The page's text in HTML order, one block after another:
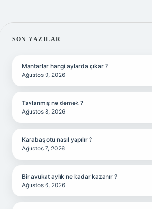
SIDEBAR
SON YAZILAR
Mantarlar hangi aylarda çıkar ?
Ağustos 9, 2026
Tavlanmış ne demek ?
Ağustos 8, 2026
Karabaş otu nasıl yapılır ?
Ağustos 7, 2026
Bir avukat aylık ne kadar kazanır ?
Ağustos 6, 2026